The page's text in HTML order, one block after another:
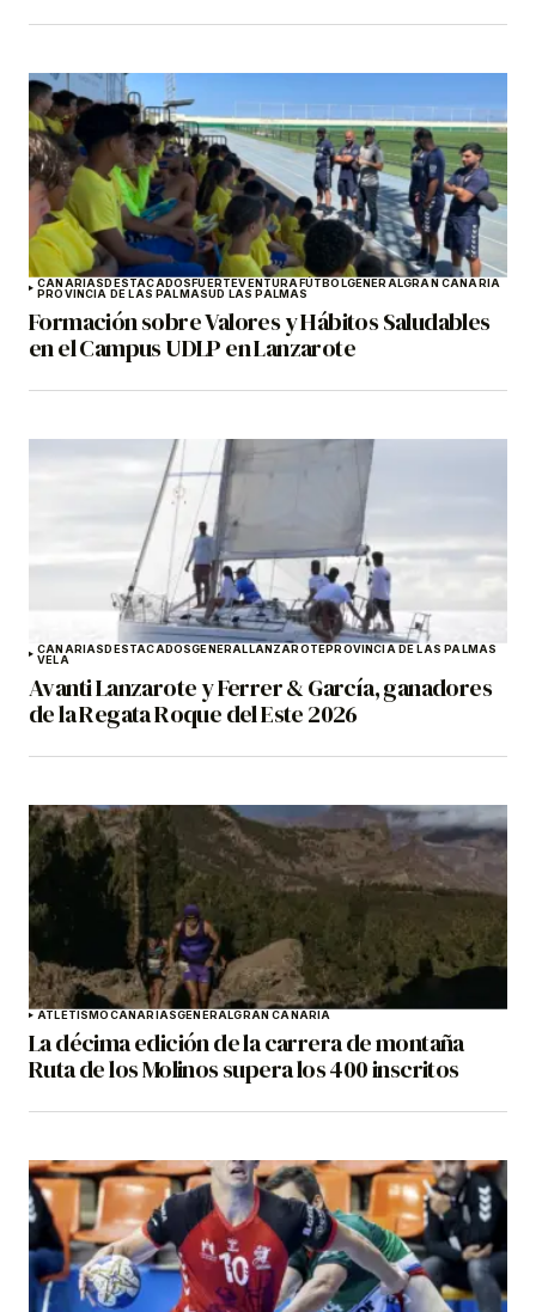
CANARIASDESTACADOSFUERTEVENTURAFÚTBOLGENERALGRAN CANARIA
PROVINCIA DE LAS PALMASUD LAS PALMAS
Formación sobre Valores y Hábitos Saludables
en el Campus UDLP en Lanzarote
CANARIASDESTACADOSGENERALLANZAROTEPROVINCIA DE LAS PALMAS
VELA
Avanti Lanzarote y Ferrer & García, ganadores
de la Regata Roque del Este 2026
ATLETISMOCANARIASGENERALGRAN CANARIA
La décima edición de la carrera de montaña
Ruta de los Molinos supera los 400 inscritos